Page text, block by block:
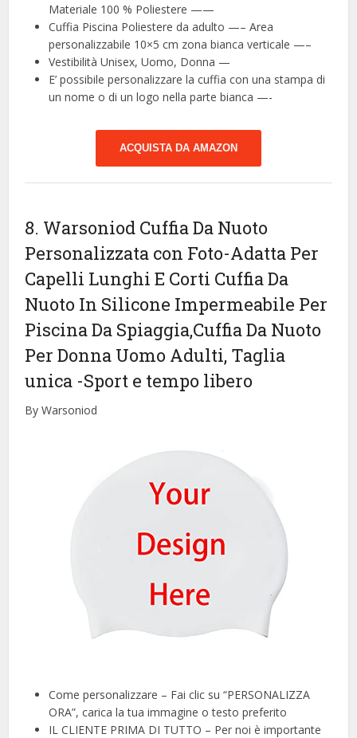
Materiale 100 % Poliestere ——
Cuffia Piscina Poliestere da adulto —– Area
personalizzabile 10×5 cm zona bianca verticale —–
Vestibilità Unisex, Uomo, Donna —
E’ possibile personalizzare la cuffia con una stampa di
un nome o di un logo nella parte bianca —-
ACQUISTA DA AMAZON
8. Warsoniod Cuffia Da Nuoto
Personalizzata con Foto-Adatta Per
Capelli Lunghi E Corti Cuffia Da
Nuoto In Silicone Impermeabile Per
Piscina Da Spiaggia,Cuffia Da Nuoto
Per Donna Uomo Adulti, Taglia
unica -Sport e tempo libero
By Warsoniod
Come personalizzare – Fai clic su “PERSONALIZZA
ORA”, carica la tua immagine o testo preferito
IL CLIENTE PRIMA DI TUTTO – Per noi è importante